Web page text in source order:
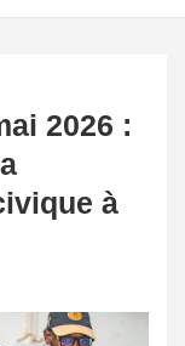
2026 :
à